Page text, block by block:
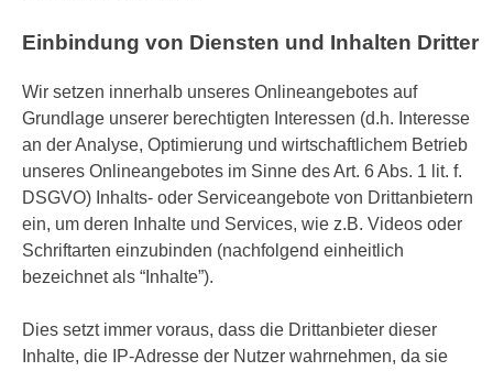
Einbindung von Diensten und Inhalten Dritter
Wir setzen innerhalb unseres Onlineangebotes auf
Grundlage unserer berechtigten Interessen (d.h. Interesse
an der Analyse, Optimierung und wirtschaftlichem Betrieb
unseres Onlineangebotes im Sinne des Art. 6 Abs. 1 lit. f.
DSGVO) Inhalts- oder Serviceangebote von Drittanbietern
ein, um deren Inhalte und Services, wie z.B. Videos oder
Schriftarten einzubinden (nachfolgend einheitlich
bezeichnet als “Inhalte”).
Dies setzt immer voraus, dass die Drittanbieter dieser
Inhalte, die IP-Adresse der Nutzer wahrnehmen, da sie